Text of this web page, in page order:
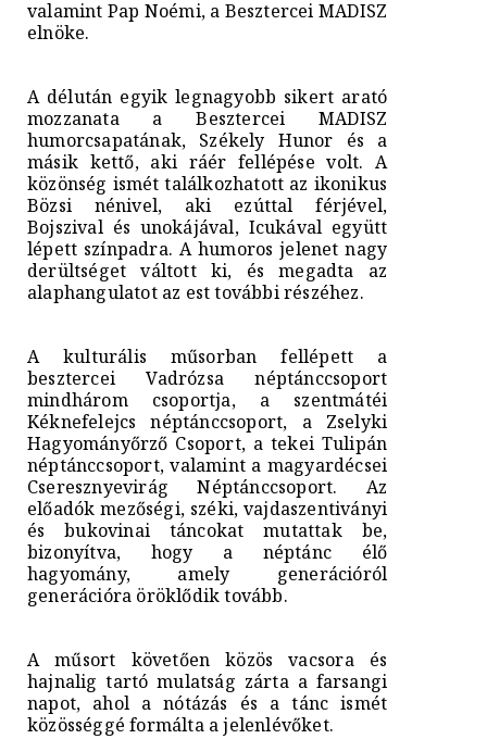
valamint Pap Noémi, a Besztercei MADISZ
elnöke.
A délután egyik legnagyobb sikert arató
mozzanata a Besztercei MADISZ
humorcsapatának, Székely Hunor és a
másik kettő, aki ráér fellépése volt. A
közönség ismét találkozhatott az ikonikus
Bözsi nénivel, aki ezúttal férjével,
Bojszival és unokájával, Icukával együtt
lépett színpadra. A humoros jelenet nagy
derültséget váltott ki, és megadta az
alaphangulatot az est további részéhez.
A kulturális műsorban fellépett a
besztercei Vadrózsa néptánccsoport
mindhárom csoportja, a szentmátéi
Kéknefelejcs néptánccsoport, a Zselyki
Hagyományőrző Csoport, a tekei Tulipán
néptánccsoport, valamint a magyardécsei
Cseresznyevirág Néptánccsoport. Az
előadók mezőségi, széki, vajdaszentiványi
és bukovinai táncokat mutattak be,
bizonyítva, hogy a néptánc élő
hagyomány, amely generációról
generációra öröklődik tovább.
A műsort követően közös vacsora és
hajnalig tartó mulatság zárta a farsangi
napot, ahol a nótázás és a tánc ismét
közösséggé formálta a jelenlévőket.